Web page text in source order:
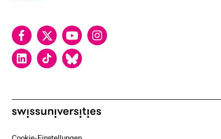
FacebookTwitter YouTubeInstagram
LinkedInTikTok Bluesky
swissuniversities